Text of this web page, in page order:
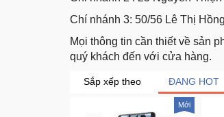
Chí nhánh 3: 50/56 Lê Thị
Mọi thông tin cần thiết về sản
quý khách đến với cửa hàng.
Sắp xếp theo ĐANG HOT
Mới